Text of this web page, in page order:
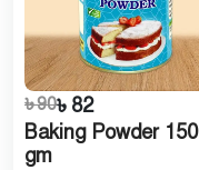
৳ 90৳ 82
Baking Powder 150
gm